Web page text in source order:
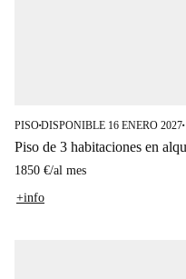
PISO■DISPONIBLE 16 ENERO 2027■
Piso de 3 habitaciones en
1850 €/al mes
+info